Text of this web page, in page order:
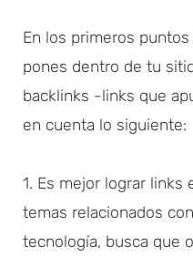
En los primeros
pones dentro de tu
backlinks -links que
en cuenta lo siguiente:
1. Es mejor lograr links
temas relacionados
tecnología, busca que